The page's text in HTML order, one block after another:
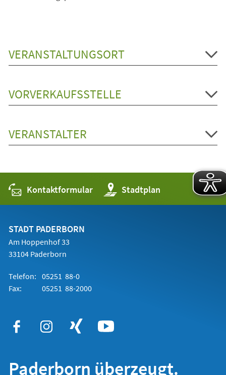
VERANSTALTUNGSORT
VORVERKAUFSSTELLE
VERANSTALTER
Kontaktformular Stadtplan
(Öffnet
in
einem
STADT PADERBORN
Am Hoppenhof 33
33104 Paderborn
Telefon: 05251 88-0
Fax:
05251 88-2000
Paderborn überzeugt.